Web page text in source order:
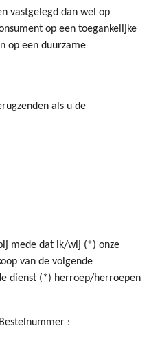
vastgelegd dan wel op
op een toegankelijke
op een duurzame
als u de
mede dat ik/wij (*) onze
van de volgende
dienst (*) herroep/herroepen
: